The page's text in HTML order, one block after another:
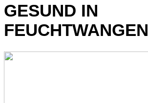
GESUND IN
FEUCHTWANGEN